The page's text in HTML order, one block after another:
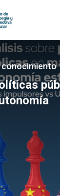
conocimiento